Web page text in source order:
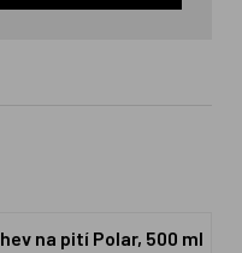
na pití Polar, 500 ml